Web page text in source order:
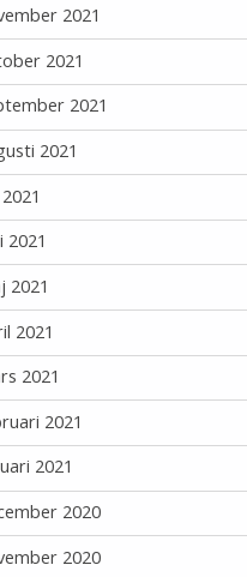
2021
2021
2021
2021
2021
2021
2021
2021
2021
2021
2020
2020